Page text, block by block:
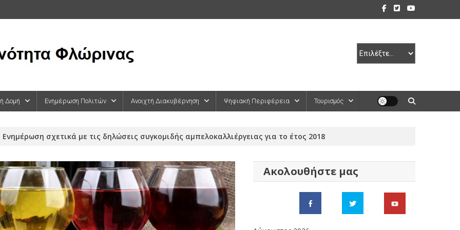
Δομή Ενημέρωση Πολιτών Ανοιχτή Διακυβέρνηση Ψηφιακή Περιφέρεια Τουρισμός
Ενημέρωση σχετικά με τις δηλώσεις συγκομιδής αμπελοκαλλιέργειας για το έτος 2018
Ακολουθήστε μας